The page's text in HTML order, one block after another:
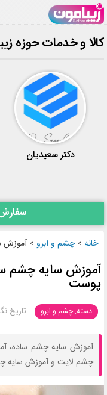
کالا و خدمات حوزه
دکتر سعیدیان
سفارش
خانه >چشم و ابرو >آموزش
آموزش سایه چشم
پوست
دسته: چشم و ابرو تاریخ نگارش: ۱۴
آموزش سایه چشم ساده،
چشم لایت و آموزش سایه